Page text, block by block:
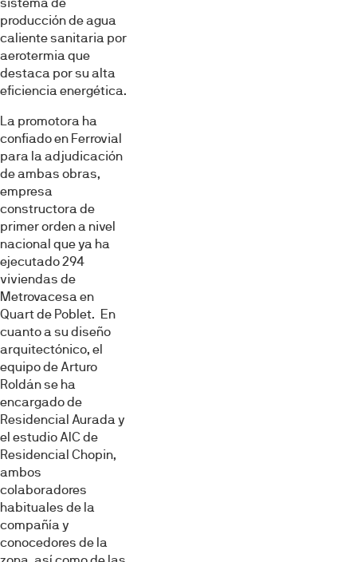
producción de agua
caliente sanitaria por
aerotermia que
destaca por su alta
eficiencia energética.
La promotora ha
confiado en Ferrovial
para la adjudicación
de ambas obras,
empresa
constructora de
primer orden a nivel
nacional que ya ha
ejecutado 294
viviendas de
Metrovacesa en
Quart de Poblet. En
cuanto a su diseño
arquitectónico, el
equipo de Arturo
Roldán se ha
encargado de
Residencial Aurada y
el estudio AIC de
Residencial Chopin,
ambos
colaboradores
habituales de la
compañía y
conocedores de la